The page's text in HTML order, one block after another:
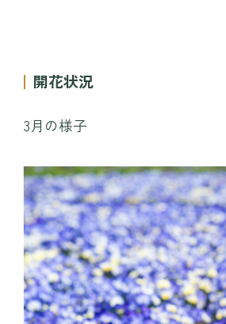
採用情報
よくある質問
お問い合わせ
〒371-0246 群⾺県前橋市柏倉町2471-7
tel. 027-283-8189
開花状況
3月の様子